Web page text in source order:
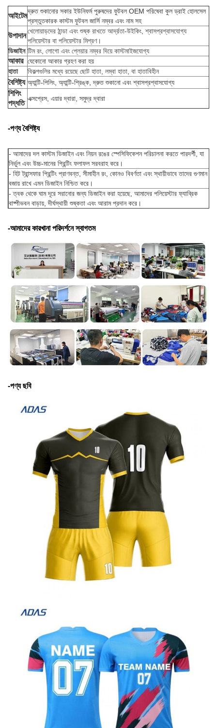
আইটেম
দ্রুত শুকানোর সকার ইউনিফর্ম পুরুষদের ফুটবল OEM পরিষেবা কুল ড্রাই হোলসেল
প্রস্তুতকারক কাস্টম ফুটবল জার্সি নম্বর এবং নাম সহ
উপাদান
খেলোয়াড়দের ঠান্ডা এবং শুষ্ক রাখতে আর্দ্রতা-উইকিং, শ্বাসপ্রশ্বাসযোগ্য
পলিয়েস্টার বা পলিয়েস্টার মিশ্রণ।
ডিজাইন টিম রং, লোগো এবং প্লেয়ার নম্বর দিয়ে কাস্টমাইজযোগ্য
আকার যেকোনো আকার গ্রহণ করা হয়
হাতা
বিকল্পগুলির মধ্যে রয়েছে ছোট হাতা, লম্বা হাতা, বা হাতাবিহীন
বৈশিষ্ট্য অ্যান্টি-পিলিং, অ্যান্টি-শ্রিঙ্ক, দ্রুত শুকানো এবং শ্বাসপ্রশ্বাসযোগ্য
শিপিং
পদ্ধতি
এক্সপ্রেস, এয়ার দ্বারা, সমুদ্র দ্বারা
-পণ্য বৈশিষ্ট্য
- আমাদের দল কাস্টম ডিজাইন এবং নিয়ন রঙের স্পেসিফিকেশন পরিচালনা করতে পারদর্শী, যা
নির্ভুল এবং উচ্চ-মানের প্রিন্টিং ফলাফল সরবরাহ করে।
- হিট ট্রান্সফার প্রিন্টিং প্রাণবন্ত, সীমাহীন রং, কোনও বিবর্ণতা এবং স্থায়ীভাবে তাদের গুণমান
বজায় রাখে এমন ডিজাইন নিশ্চিত করে।
- ত্বক থেকে ঘাম দূরে সরানোর জন্য ডিজাইন করা হয়েছে, আমাদের পলিয়েস্টার ফ্যাব্রিক
বাষ্পীভবন বাড়ায়, দীর্ঘস্থায়ী শুষ্কতা এবং আরাম প্রদান করে।
-আমাদের কারখানা পরিদর্শনে স্বাগতম
-পণ্য ছবি